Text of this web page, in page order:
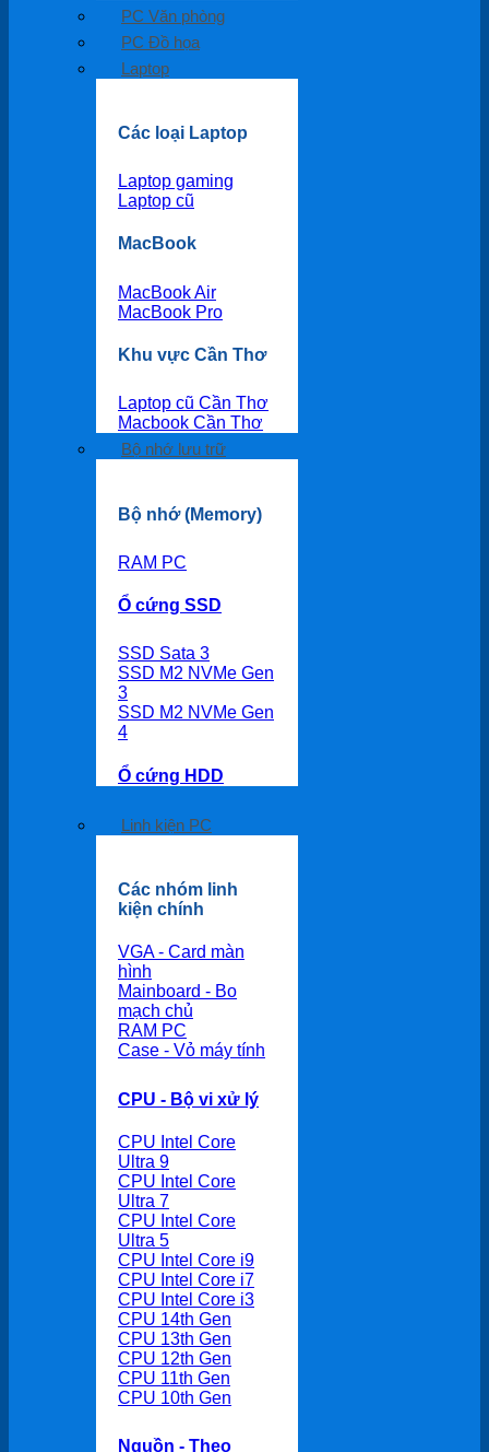
PC Văn phòng
PC Đồ họa
Laptop
Các loại Laptop
Laptop gaming
Laptop cũ
MacBook
MacBook Air
MacBook Pro
Khu vực Cần Thơ
Laptop cũ Cần Thơ
Macbook Cần Thơ
Bộ nhớ lưu trữ
Bộ nhớ (Memory)
RAM PC
Ổ cứng SSD
SSD Sata 3
SSD M2 NVMe Gen
3
SSD M2 NVMe Gen
4
Ổ cứng HDD
Linh kiện PC
Các nhóm linh
kiện chính
VGA - Card màn
hình
Mainboard - Bo
mạch chủ
RAM PC
Case - Vỏ máy tính
CPU - Bộ vi xử lý
CPU Intel Core
Ultra 9
CPU Intel Core
Ultra 7
CPU Intel Core
Ultra 5
CPU Intel Core i9
CPU Intel Core i7
CPU Intel Core i3
CPU 14th Gen
CPU 13th Gen
CPU 12th Gen
CPU 11th Gen
CPU 10th Gen
Nguồn - Theo